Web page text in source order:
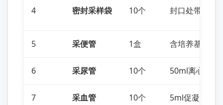
4 密封采样袋 10个 封口处带有钢
5 采便管 1盒 含培养基
6 采尿管 10个 50ml离心管
7 采血管 10个 5ml促凝